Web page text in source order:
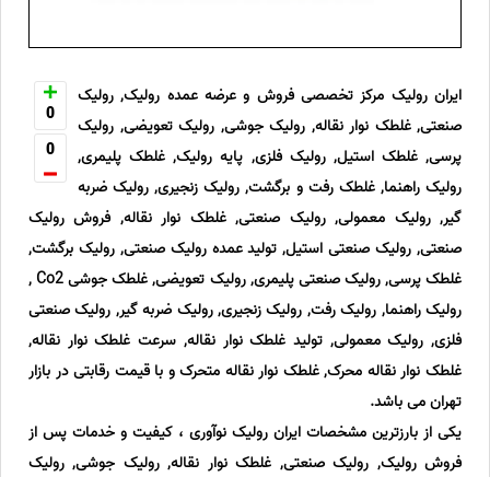
0
0
ایران رولیک مرکز تخصصی فروش و عرضه عمده رولیک, رولیک
صنعتی, غلطک نوار نقاله, رولیک جوشی, رولیک تعویضی, رولیک
پرسی, غلطک استیل, رولیک فلزی, پایه رولیک, غلطک پلیمری,
رولیک راهنما, غلطک رفت و برگشت, رولیک زنجیری, رولیک ضربه
گیر, رولیک معمولی, رولیک صنعتی, غلطک نوار نقاله, فروش رولیک
صنعتی, رولیک صنعتی استیل, تولید عمده رولیک صنعتی, رولیک برگشت,
غلطک پرسی, رولیک صنعتی پلیمری, رولیک تعویضی, غلطک جوشی Co2 ,
رولیک راهنما, رولیک رفت, رولیک زنجیری, رولیک ضربه گیر, رولیک صنعتی
فلزی, رولیک معمولی, تولید غلطک نوار نقاله, سرعت غلطک نوار نقاله,
غلطک نوار نقاله محرک, غلطک نوار نقاله متحرک و با قیمت رقابتی در بازار
تهران می باشد.
یکی از بارزترین مشخصات ایران رولیک نوآوری ، کیفیت و خدمات پس از
فروش رولیک, رولیک صنعتی, غلطک نوار نقاله, رولیک جوشی, رولیک